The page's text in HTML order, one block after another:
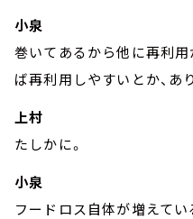
小泉
巻いてあるから他に再利
ば再利用しやすいとか、あ
上村
たしかに。
小泉
フードロス自体が増えてい